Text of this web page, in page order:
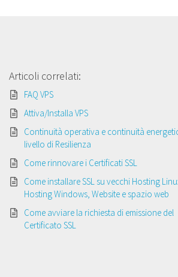
Articoli correlati:
FAQ VPS
Attiva/Installa VPS
Continuità operativa e continuità
livello di Resilienza
Come rinnovare i Certificati SSL
Come installare SSL su vecchi Hosting
Hosting Windows, Website e spazio web
Come avviare la richiesta di emissione del
Certificato SSL